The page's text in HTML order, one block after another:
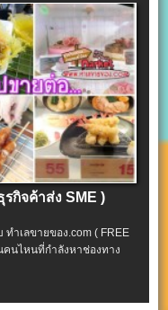
กิจค้าส่ง SME )
ำเลขายของ.com ( FREE
นไหนที่กำลังหาช่องทาง